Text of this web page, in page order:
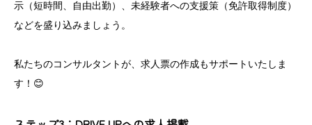
示（短時間、自由出勤）、未経験者への支援策（免許取得制度）
などを盛り込みましょう。
私たちのコンサルタントが、求人票の作成もサポートいたしま
す！😊